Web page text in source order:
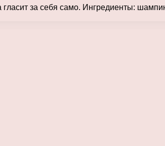
за себя само. Ингредиенты: